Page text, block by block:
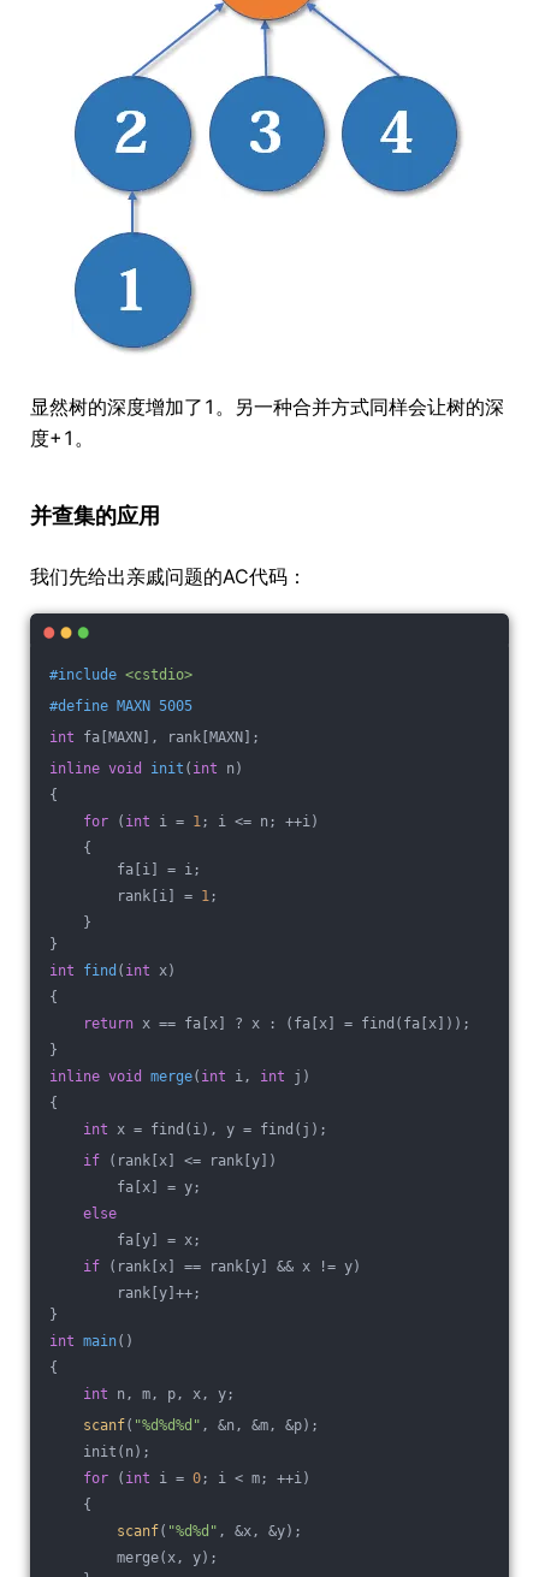
显然树的深度增加了1。另一种合并方式同样会让树的深
度+1。
并查集的应用
我们先给出亲戚问题的AC代码：
#include <cstdio>
#define MAXN 5005
int fa[MAXN], rank[MAXN];
inline void init ( int n)
{
for ( int i = 1; i <= n; ++i)
{
fa[i] = i;
rank[i] = 1;
}
}
int
find ( int x)
{
return x == fa[x] ? x : (fa[x] = find(fa[x]));
}
inline void merge( int i, int j)
{
int x = find(i), y = find(j);
if (rank[x] <= rank[y])
fa[x] = y;
else
fa[y] = x;
if (rank[x] == rank[y] && x != y)
rank[y]++;
}
int main()
{
int n, m, p, x, y;
scanf( "%d%d%d" , &n, &m, &p);
init(n);
for ( int i = 0; i < m; ++i)
{
scanf( "%d%d" , &x, &y);
merge(x, y);